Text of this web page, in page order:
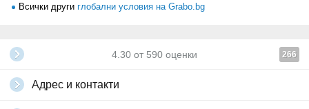
Всички други глобални условия на Grabo.bg
4.30 от 590 оценки 266
Адрес и контакти